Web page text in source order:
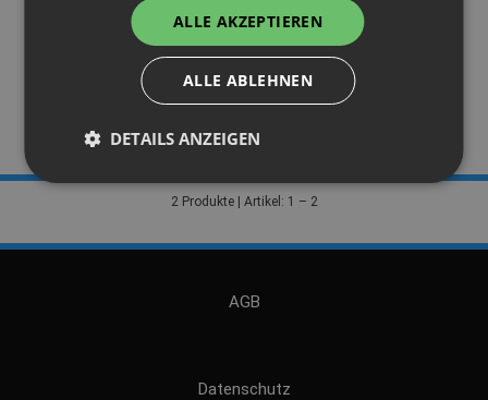
2 Produkte | Artikel: 1 – 2
AGB
Datenschutz
ALLE AKZEPTIEREN
ALLE ABLEHNEN
DETAILS ANZEIGEN